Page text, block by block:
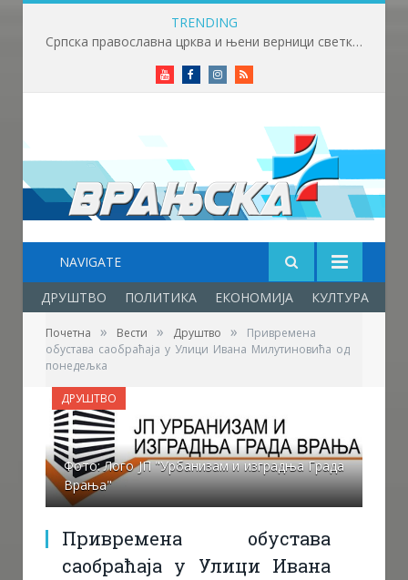
TRENDING
Српска православна црква и њени верници светкују Светог Пантелејмона
YoutubeFacebookInstagram
RSS
NAVIGATE
ДРУШТВО ПОЛИТИКА ЕКОНОМИЈА КУЛТУРА
Почетна » Вести » Друштво »
Привремена
обустава саобраћаја у Улици Ивана Милутиновића од
понедељка
Фото: Лого ЈП "Урбанизам и изградња Града
Врања"
Привремена обустава
саобраћаја у Улици Ивана
ДРУШТВО